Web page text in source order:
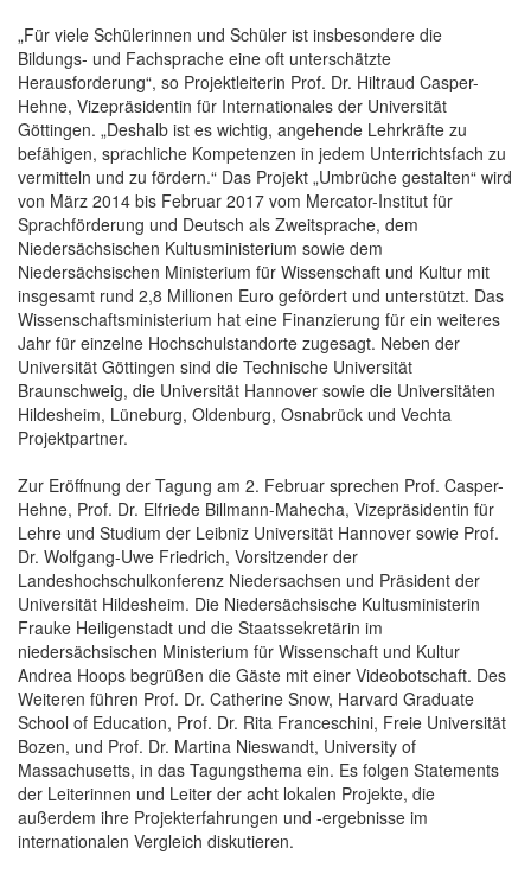
„Für viele Schülerinnen und Schüler ist insbesondere die
Bildungs- und Fachsprache eine oft unterschätzte
Herausforderung“, so Projektleiterin Prof. Dr. Hiltraud Casper-
Hehne, Vizepräsidentin für Internationales der Universität
Göttingen. „Deshalb ist es wichtig, angehende Lehrkräfte zu
befähigen, sprachliche Kompetenzen in jedem Unterrichtsfach zu
vermitteln und zu fördern.“ Das Projekt „Umbrüche gestalten“ wird
von März 2014 bis Februar 2017 vom Mercator-Institut für
Sprachförderung und Deutsch als Zweitsprache, dem
Niedersächsischen Kultusministerium sowie dem
Niedersächsischen Ministerium für Wissenschaft und Kultur mit
insgesamt rund 2,8 Millionen Euro gefördert und unterstützt. Das
Wissenschaftsministerium hat eine Finanzierung für ein weiteres
Jahr für einzelne Hochschulstandorte zugesagt. Neben der
Universität Göttingen sind die Technische Universität
Braunschweig, die Universität Hannover sowie die Universitäten
Hildesheim, Lüneburg, Oldenburg, Osnabrück und Vechta
Projektpartner.
Zur Eröffnung der Tagung am 2. Februar sprechen Prof. Casper-
Hehne, Prof. Dr. Elfriede Billmann-Mahecha, Vizepräsidentin für
Lehre und Studium der Leibniz Universität Hannover sowie Prof.
Dr. Wolfgang-Uwe Friedrich, Vorsitzender der
Landeshochschulkonferenz Niedersachsen und Präsident der
Universität Hildesheim. Die Niedersächsische Kultusministerin
Frauke Heiligenstadt und die Staatssekretärin im
niedersächsischen Ministerium für Wissenschaft und Kultur
Andrea Hoops begrüßen die Gäste mit einer Videobotschaft. Des
Weiteren führen Prof. Dr. Catherine Snow, Harvard Graduate
School of Education, Prof. Dr. Rita Franceschini, Freie Universität
Bozen, und Prof. Dr. Martina Nieswandt, University of
Massachusetts, in das Tagungsthema ein. Es folgen Statements
der Leiterinnen und Leiter der acht lokalen Projekte, die
außerdem ihre Projekterfahrungen und -ergebnisse im
internationalen Vergleich diskutieren.